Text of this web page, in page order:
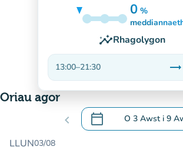
0%
5%
insightsRhagolygon
13:00–21:30 trending_flat
Oriau agor
chevron_left calendar_today O 3 Awst i 9
.Agor y calendr i
LLUN03/08